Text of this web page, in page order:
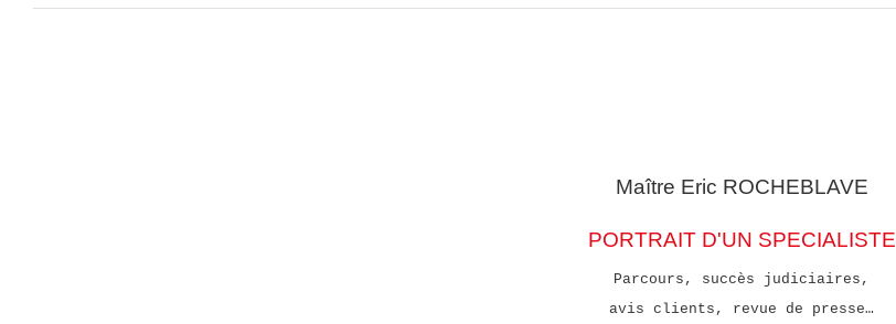
Maître Eric ROCHEBLAVE
PORTRAIT D'UN SPECIALISTE
Parcours, succès judiciaires,
avis clients, revue de presse…